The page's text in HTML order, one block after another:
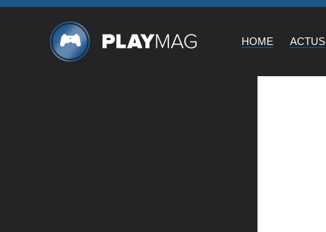
HOME ACTUS